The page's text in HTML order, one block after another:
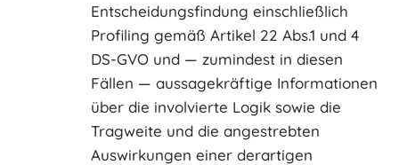
Entscheidungsfindung einschließlich
Profiling gemäß Artikel 22 Abs.1 und 4
DS-GVO und — zumindest in diesen
Fällen — aussagekräftige Informationen
über die involvierte Logik sowie die
Tragweite und die angestrebten
Auswirkungen einer derartigen